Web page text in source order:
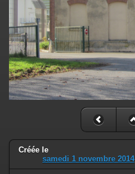
Créée le
samedi 1 novembre 2014